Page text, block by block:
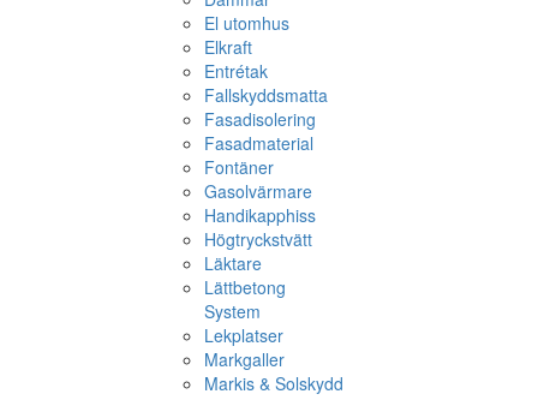
El utomhus
Elkraft
Entrétak
Fallskyddsmatta
Fasadisolering
Fasadmaterial
Fontäner
Gasolvärmare
Handikapphiss
Högtryckstvätt
Läktare
Lättbetong
System
Lekplatser
Markgaller
Markis & Solskydd